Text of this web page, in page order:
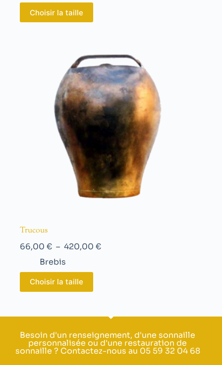
Choisir la taille
Trucous
66,00 € – 420,00 €
Brebis
Choisir la taille
Besoin d'un renseignement, d'une sonnaille
personnalisée ou d'une restauration de
sonnaille ? Contactez-nous au 05 59 32 04 68